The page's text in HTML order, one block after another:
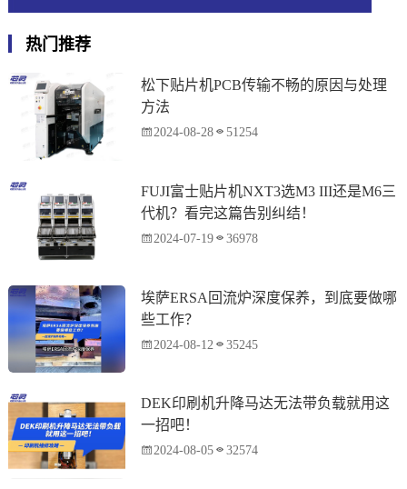
热门推荐
松下贴片机PCB传输不畅的原因与处理
方法
2024-08-28 51254
FUJI富士贴片机NXT3选M3 III还是M6三
代机？看完这篇告别纠结！
2024-07-19 36978
埃萨ERSA回流炉深度保养，到底要做哪
些工作？
2024-08-12 35245
DEK印刷机升降马达无法带负载就用这
一招吧！
2024-08-05 32574